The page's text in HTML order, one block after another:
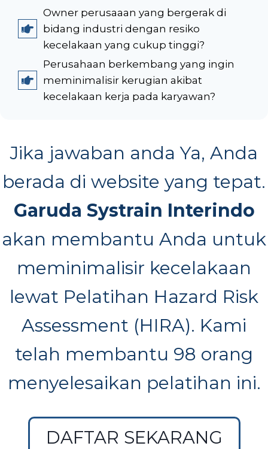
Owner perusaaan yang bergerak di
bidang industri dengan resiko
kecelakaan yang cukup tinggi?
Perusahaan berkembang yang ingin
meminimalisir kerugian akibat
kecelakaan kerja pada karyawan?
Jika jawaban anda Ya, Anda
berada di website yang tepat.
Garuda Systrain Interindo
akan membantu Anda untuk
meminimalisir kecelakaan
lewat Pelatihan Hazard Risk
Assessment (HIRA). Kami
telah membantu 98 orang
menyelesaikan pelatihan ini.
DAFTAR SEKARANG